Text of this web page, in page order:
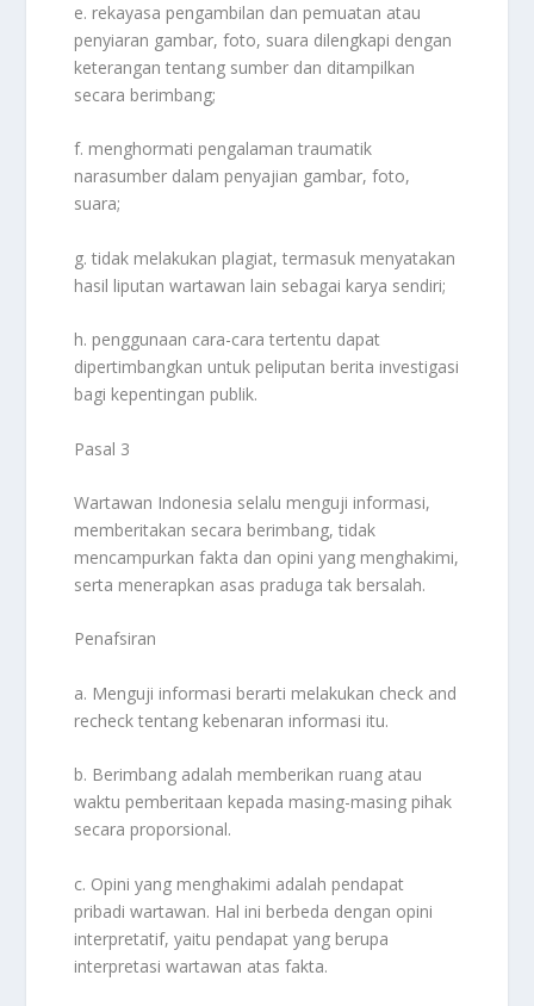
e. rekayasa pengambilan dan pemuatan atau
penyiaran gambar, foto, suara dilengkapi dengan
keterangan tentang sumber dan ditampilkan
secara berimbang;
f. menghormati pengalaman traumatik
narasumber dalam penyajian gambar, foto,
suara;
g. tidak melakukan plagiat, termasuk menyatakan
hasil liputan wartawan lain sebagai karya sendiri;
h. penggunaan cara-cara tertentu dapat
dipertimbangkan untuk peliputan berita investigasi
bagi kepentingan publik.
Pasal 3
Wartawan Indonesia selalu menguji informasi,
memberitakan secara berimbang, tidak
mencampurkan fakta dan opini yang menghakimi,
serta menerapkan asas praduga tak bersalah.
Penafsiran
a. Menguji informasi berarti melakukan check and
recheck tentang kebenaran informasi itu.
b. Berimbang adalah memberikan ruang atau
waktu pemberitaan kepada masing-masing pihak
secara proporsional.
c. Opini yang menghakimi adalah pendapat
pribadi wartawan. Hal ini berbeda dengan opini
interpretatif, yaitu pendapat yang berupa
interpretasi wartawan atas fakta.